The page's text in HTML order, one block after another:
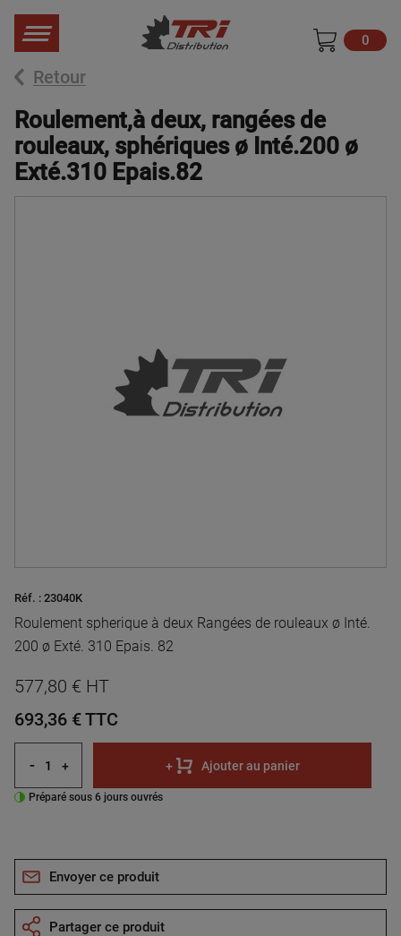
0
Retour
Roulement,à deux, rangées de
rouleaux, sphériques ø Inté.200 ø
Exté.310 Epais.82
Réf. : 23040K
Roulement spherique à deux Rangées de rouleaux ø Inté.
200 ø Exté. 310 Epais. 82
577,80 € HT
693,36 €TTC
- + + Ajouter au panier
Préparé sous 6 jours ouvrés
Envoyer ce produit
Partager ce produit